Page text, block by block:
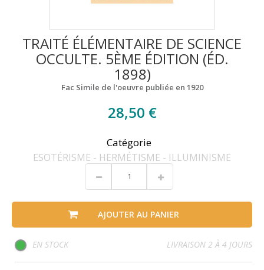
TRAITÉ ÉLÉMENTAIRE DE SCIENCE
OCCULTE. 5ÈME ÉDITION (ÉD.
1898)
Fac Simile de l'oeuvre publiée en 1920
28,50 €
Catégorie
ESOTÉRISME - HERMÉTISME - ILLUMINISME
AJOUTER AU PANIER
EN STOCK LIVRAISON 2 À 4 JOURS